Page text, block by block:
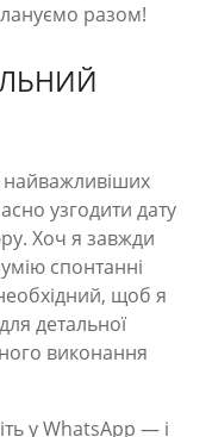
разом!
найважливіших
узгодити дату
Хоч я завжди
спонтанні
щоб я
детальної
виконання
у WhatsApp — і